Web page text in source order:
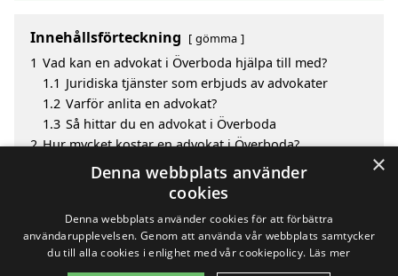
Innehållsförteckning gömma
1 Vad kan en advokat i Överboda hjälpa till med?
1.1 Juridiska tjänster som erbjuds av advokater
1.2 Varför anlita en advokat?
1.3 Så hittar du en advokat i Överboda
2 Hur mycket kostar en advokat i Överboda?
Fördelar med att välja advokat i Överboda
Sök efter en skicklig advokat i de omgivande
×
Denna webbplats använder
cookies
Denna webbplats använder cookies för att förbättra
användarupplevelsen. Genom att använda vår webbplats samtycker
du till alla cookies i enlighet med vår cookiepolicy. Läs mer